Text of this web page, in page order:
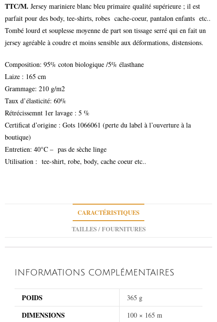
TTC/M. Jersey mariniere blanc bleu primaire qualité supérieure ; il est
parfait pour des body, tee-shirts, robes cache-coeur, pantalon enfants etc..
Tombé lourd et souplesse moyenne de part son tissage serré qui en fait un
jersey agréable à coudre et moins sensible aux déformations, distensions.
Composition: 95% coton biologique /5% élasthane
Laize : 165 cm
Grammage: 210 g/m2
Taux d’élasticité: 60%
Rétrécissemnt 1er lavage : 5 %
Certificat d’origine : Gots 1066061 (perte du label à l’ouverture à la
boutique)
Entretien: 40°C – pas de sèche linge
Utilisation : tee-shirt, robe, body, cache coeur etc..
CARACTÉRISTIQUES
TAILLES / FOURNITURES
INFORMATIONS COMPLÉMENTAIRES
POIDS 365 g
DIMENSIONS 100 × 165 m